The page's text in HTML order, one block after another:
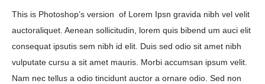
This is Photoshop’s version of Lorem Ipsn gravida nibh vel velit
auctoraliquet. Aenean sollicitudin, lorem quis bibend um auci elit
consequat ipsutis sem nibh id elit. Duis sed odio sit amet nibh
vulputate cursu a sit amet mauris. Morbi accumsan ipsum velit.
Nam nec tellus a odio tincidunt auctor a ornare odio. Sed non